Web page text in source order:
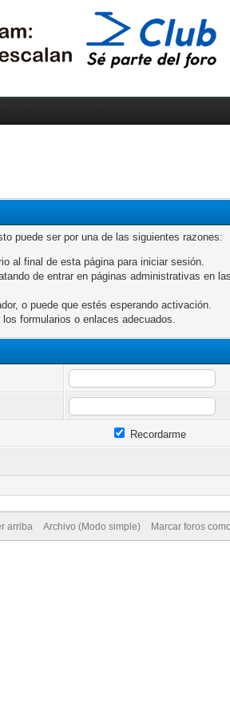
puede ser por una de las siguientes razones:
al final de esta página para iniciar sesión.
de entrar en páginas administrativas en
o puede que estés esperando activación.
formularios o enlaces adecuados.
Recordarme
arriba Archivo (Modo simple) Marcar foros